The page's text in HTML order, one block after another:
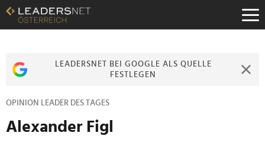
Zum
Inhalt
Zur
Zur
LEADERSNET BEI GOOGLE ALS QUELLE
FESTLEGEN
OPINION LEADER DES TAGES
Alexander Figl